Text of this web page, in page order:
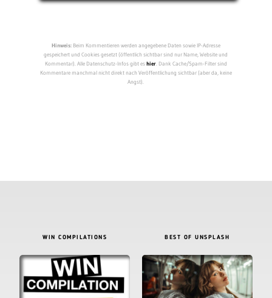
Hinweis:Beim Kommentieren werden angegebene Daten sowie IP-Adresse
gespeichert und Cookies gesetzt (öffentlich sichtbar sind nur Name, Website und
Kommentar). Alle Datenschutz-Infos gibt eshier. Dank Cache/Spam-Filter sind
Kommentare manchmal nicht direkt nach Veröffentlichung sichtbar (aber da, keine
Angst).
WIN COMPILATIONS BEST OF UNSPLASH